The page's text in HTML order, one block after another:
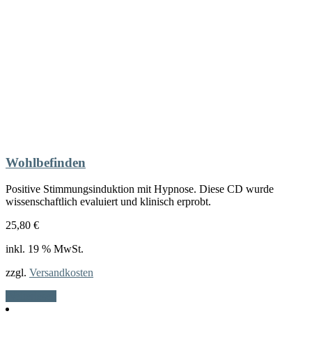
Wohlbefinden
Positive Stimmungsinduktion mit Hypnose. Diese CD wurde
wissenschaftlich evaluiert und klinisch erprobt.
25,80 €
inkl. 19 % MwSt.
zzgl. Versandkosten